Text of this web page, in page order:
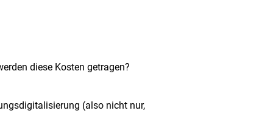
diese Kosten getragen?
(also nicht nur,